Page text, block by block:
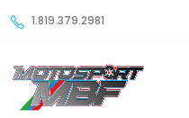
1.819.379.2981